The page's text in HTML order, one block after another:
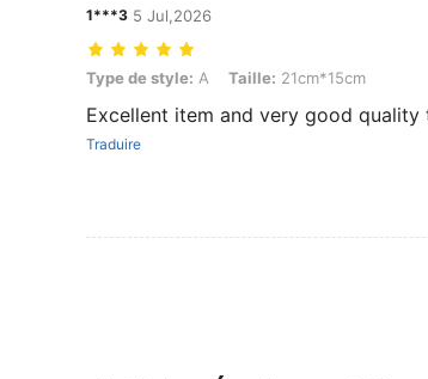
1***3 5 Jul,2026
Type de style: A, Taille: 21cm*15cm
Type de style: A Taille: 21cm*15cm
Excellent item and very good
Traduire